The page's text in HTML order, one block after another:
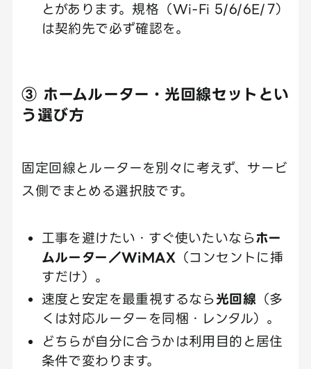
とがあります。規格（Wi-Fi 5/6/6E/7）
は契約先で必ず確認を。
③ ホームルーター・光回線セットとい
う選び方
固定回線とルーターを別々に考えず、サービ
ス側でまとめる選択肢です。
工事を避けたい・すぐ使いたいならホー
ムルーター／WiMAX （コンセントに挿
すだけ）。
速度と安定を最重視するなら光回線 （多
くは対応ルーターを同梱・レンタル）。
どちらが自分に合うかは利用目的と居住
条件で変わります。